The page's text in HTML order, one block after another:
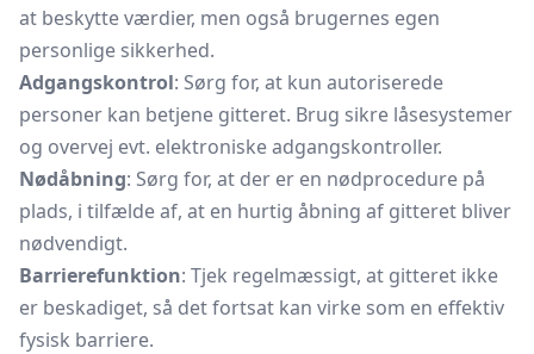
at beskytte værdier, men også brugernes egen
personlige sikkerhed.
Adgangskontrol: Sørg for, at kun autoriserede
personer kan betjene gitteret. Brug sikre låsesystemer
og overvej evt. elektroniske adgangskontroller.
Nødåbning: Sørg for, at der er en nødprocedure på
plads, i tilfælde af, at en hurtig åbning af gitteret bliver
nødvendigt.
Barrierefunktion: Tjek regelmæssigt, at gitteret ikke
er beskadiget, så det fortsat kan virke som en effektiv
fysisk barriere.